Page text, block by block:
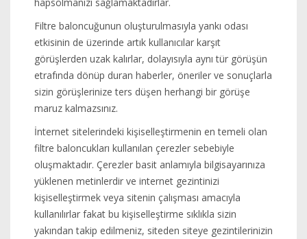
Filtre baloncuğunun oluşturulmasıyla yankı odası
etkisinin de üzerinde artık kullanıcılar karşıt
görüşlerden uzak kalırlar, dolayısıyla aynı tür görüşün
etrafında dönüp duran haberler, öneriler ve sonuçlarla
sizin görüşlerinize ters düşen herhangi bir görüşe
maruz kalmazsınız.
İnternet sitelerindeki kişiselleştirmenin en temeli olan
filtre baloncukları kullanılan çerezler sebebiyle
oluşmaktadır. Çerezler basit anlamıyla bilgisayarınıza
yüklenen metinlerdir ve internet gezintinizi
kişiselleştirmek veya sitenin çalışması amacıyla
kullanılırlar fakat bu kişiselleştirme sıklıkla sizin
yakından takip edilmeniz, siteden siteye gezintilerinizin